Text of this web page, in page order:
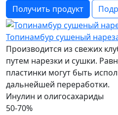
Получить продукт
Топинамбур сушеный
Производится из свежих
путем нарезки и сушки.
пластинки могут быть
дальнейшей переработки.
Инулин и олигосахариды
50-70%